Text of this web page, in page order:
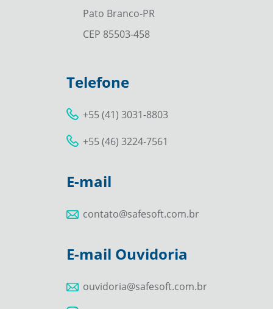
Pato Branco-PR
CEP 85503-458
Telefone
+55 (41) 3031-8803
+55 (46) 3224-7561
E-mail
contato@safesoft.com.br
E-mail Ouvidoria
ouvidoria@safesoft.com.br